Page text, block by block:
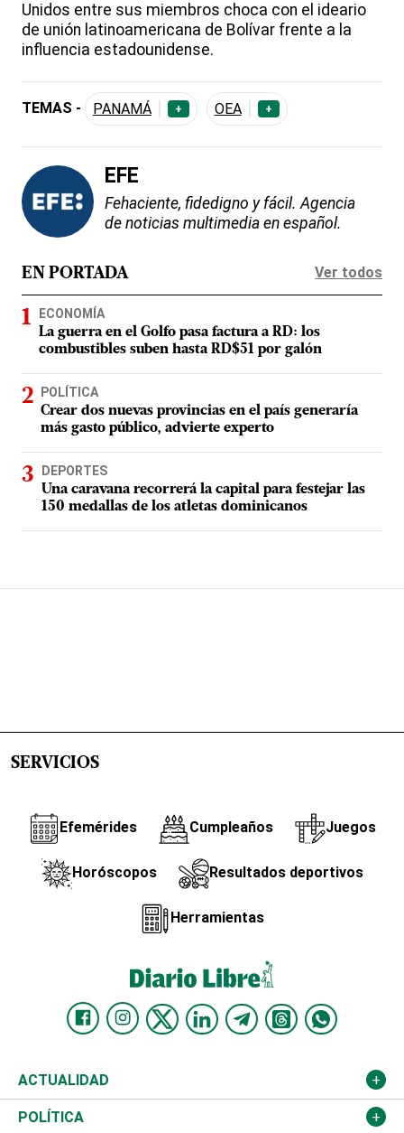
Unidos entre sus miembros choca con el ideario
de unión latinoamericana de Bolívar frente a la
influencia estadounidense.
TEMAS - PANAMÁ + OEA +
EFE
Fehaciente, fidedigno y fácil. Agencia
de noticias multimedia en español.
EN PORTADA Ver todos
ECONOMÍA
La guerra en el Golfo pasa factura a RD: los
combustibles suben hasta RD$51 por galón
POLÍTICA
Crear dos nuevas provincias en el país generaría
más gasto público, advierte experto
DEPORTES
Una caravana recorrerá la capital para festejar las
150 medallas de los atletas dominicanos
SERVICIOS
Efemérides Cumpleaños Juegos
Horóscopos Resultados deportivos
Herramientas
ACTUALIDAD
Nacional
POLÍTICA